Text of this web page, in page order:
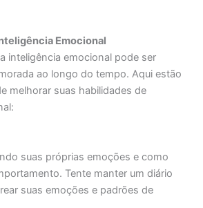
Emocional
inteligência emocional pode ser
ao longo do tempo. Aqui estão
melhorar suas habilidades de
suas próprias emoções e como
Tente manter um diário
suas emoções e padrões de